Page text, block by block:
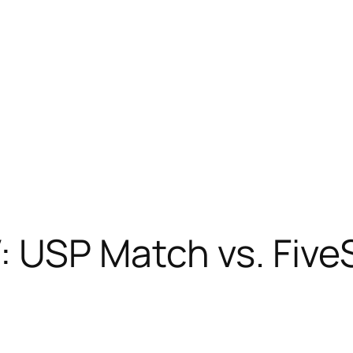
USP Match vs.